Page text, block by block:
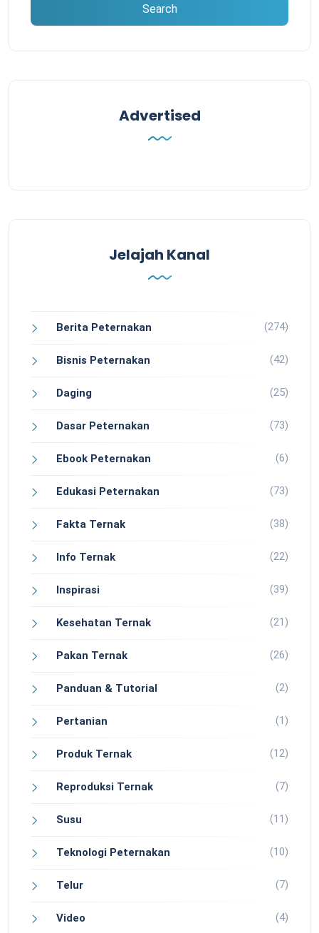
Advertised
Jelajah Kanal
Berita Peternakan (274)
Bisnis Peternakan (42)
Daging (25)
Dasar Peternakan (73)
Ebook Peternakan (6)
Edukasi Peternakan (73)
Fakta Ternak (38)
Info Ternak (22)
Inspirasi (39)
Kesehatan Ternak (21)
Pakan Ternak (26)
Panduan & Tutorial (2)
Pertanian (1)
Produk Ternak (12)
Reproduksi Ternak (7)
Susu (11)
Teknologi Peternakan (10)
Telur (7)
Video (4)